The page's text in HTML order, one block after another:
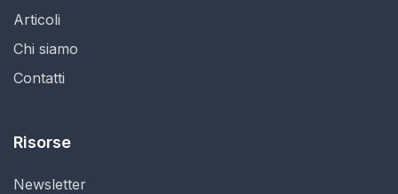
Articoli
Chi siamo
Contatti
Risorse
Newsletter